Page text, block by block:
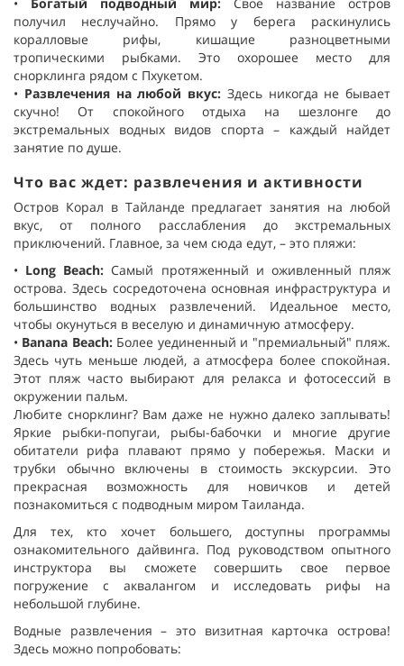
получил неслучайно. Прямо у берега раскинулись
коралловые рифы, кишащие разноцветными
тропическими рыбками. Это охорошее место для
снорклинга рядом с Пхукетом.
• Развлечения на любой вкус: Здесь никогда не бывает
скучно! От спокойного отдыха на шезлонге до
экстремальных водных видов спорта – каждый найдет
занятие по душе.
Что вас ждет: развлечения и активности
Остров Корал в Тайланде предлагает занятия на любой
вкус, от полного расслабления до экстремальных
приключений. Главное, за чем сюда едут, – это пляжи:
• Long Beach: Самый протяженный и оживленный пляж
острова. Здесь сосредоточена основная инфраструктура и
большинство водных развлечений. Идеальное место,
чтобы окунуться в веселую и динамичную атмосферу.
• Banana Beach: Более уединенный и "премиальный" пляж.
Здесь чуть меньше людей, а атмосфера более спокойная.
Этот пляж часто выбирают для релакса и фотосессий в
окружении пальм.
Любите снорклинг? Вам даже не нужно далеко заплывать!
Яркие рыбки-попугаи, рыбы-бабочки и многие другие
обитатели рифа плавают прямо у побережья. Маски и
трубки обычно включены в стоимость экскурсии. Это
прекрасная возможность для новичков и детей
познакомиться с подводным миром Таиланда.
Для тех, кто хочет большего, доступны программы
ознакомительного дайвинга. Под руководством опытного
инструктора вы сможете совершить свое первое
погружение с аквалангом и исследовать рифы на
небольшой глубине.
Водные развлечения – это визитная карточка острова!
Здесь можно попробовать: